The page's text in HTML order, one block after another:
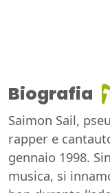
Biografia
Saimon Sail,
rapper e
gennaio 1998.
musica, si